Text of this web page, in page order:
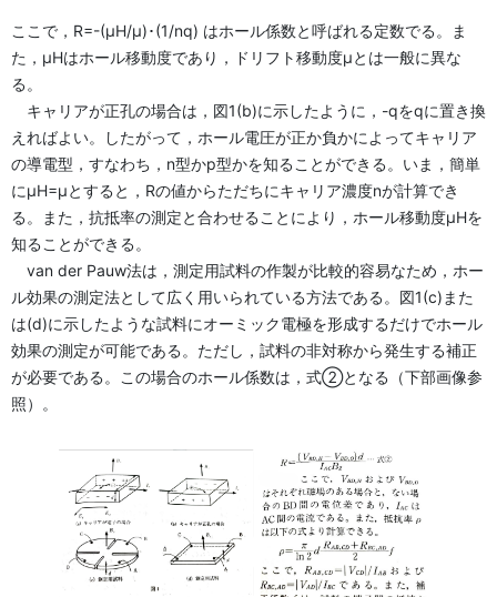
ここで，R=-(µH/µ)･(1/nq) はホール係数と呼ばれる定数でる。ま
た，µHはホール移動度であり，ドリフト移動度µとは一般に異な
る。
キャリアが正孔の場合は，図1(b)に示したように，-qをqに置き換
えればよい。したがって，ホール電圧が正か負かによってキャリア
の導電型，すなわち，n型かp型かを知ることができる。いま，簡単
にµH=µとすると，Rの値からただちにキャリア濃度nが計算でき
る。また，抗抵率の測定と合わせることにより，ホール移動度µHを
知ることができる。
van der Pauw法は，測定用試料の作製が比較的容易なため，ホー
ル効果の測定法として広く用いられている方法である。図1(c)また
は(d)に示したような試料にオーミック電極を形成するだけでホール
効果の測定が可能である。ただし，試料の非対称から発生する補正
が必要である。この場合のホール係数は，式②となる（下部画像参
照）。